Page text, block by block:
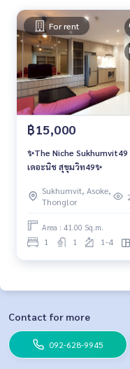
WhatsApp :+66 82 269
โทร092-628-9945
Call082-269-6289Mo
nt #เสนาดีเวลลอปเม้น
อนโดให้เช่าราคาถูก #ค
คอนโดใกล้bts
For rent
฿15,000
✨The Niche Sukhumvit49
เดอะนิช สุขุมวิท49✨
Sukhumvit, Asoke,
Thonglor
Area : 41.00 Sq.m.
1 1 1-4
Contact for more
092-628-9945